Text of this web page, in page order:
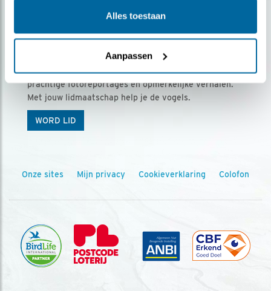
Alles toestaan
Aanpassen
Ontvang 5 x Vogels voor € 36,00 per jaar
Vogels is het tijdschrift voor onze leden, met
prachtige fotoreportages en opmerkelijke verhalen.
Met jouw lidmaatschap help je de vogels.
WORD LID
Onze sites Mijn privacy Cookieverklaring Colofon